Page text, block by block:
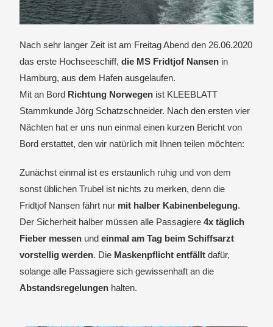
Nach sehr langer Zeit ist am Freitag Abend den 26.06.2020
das erste Hochseeschiff,die MS Fridtjof Nansen in
Hamburg, aus dem Hafen ausgelaufen.
Mit an Bord Richtung Norwegen ist KLEEBLATT
Stammkunde Jörg Schatzschneider. Nach den ersten vier
Nächten hat er uns nun einmal einen kurzen Bericht von
Bord erstattet, den wir natürlich mit Ihnen teilen möchten:
Zunächst einmal ist es erstaunlich ruhig und von dem
sonst üblichen Trubel ist nichts zu merken, denn die
Fridtjof Nansen fährt nur mit halber Kabinenbelegung.
Der Sicherheit halber müssen alle Passagiere4x täglich
Fieber messen undeinmal am Tag beim Schiffsarzt
vorstellig werden. Die Maskenpflicht entfällt dafür,
solange alle Passagiere sich gewissenhaft an die
Abstandsregelungen halten.